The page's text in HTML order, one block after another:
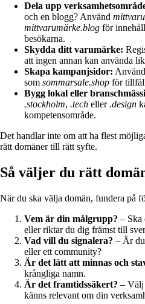
Dela upp
och en blogg? Använd
mittvarumärke.blog för
besökarna.
Skydda ditt varumärke:
att ingen annan kan använda
Skapa kampanjsidor:
som sommarsale.shop för
Bygg lokal eller
.stockholm, .tech eller.design
kompetensområde.
Det handlar inte om att ha flest
rätt domäner till rätt syfte.
Så väljer du rätt
När du ska välja domän, fundera på
Vem är din målgrupp? – Ska
eller riktar du dig främst till
Vad vill du signalera? – Är
eller ett community?
Är det lätt att minnas och
krångliga namn.
Är det framtidssäkert? – Välj
känns relevant om din